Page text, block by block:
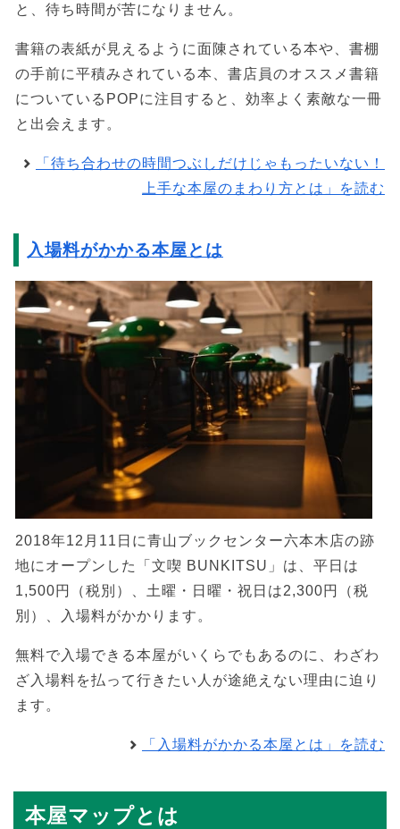
と、待ち時間が苦になりません。
書籍の表紙が見えるように面陳されている本や、書棚
の手前に平積みされている本、書店員のオススメ書籍
についているPOPに注目すると、効率よく素敵な一冊
と出会えます。
「待ち合わせの時間つぶしだけじゃもったいない！
上手な本屋のまわり方とは」を読む
入場料がかかる本屋とは
2018年12月11日に青山ブックセンター六本木店の跡
地にオープンした「文喫 BUNKITSU」は、平日は
1,500円（税別）、土曜・日曜・祝日は2,300円（税
別）、入場料がかかります。
無料で入場できる本屋がいくらでもあるのに、わざわ
ざ入場料を払って行きたい人が途絶えない理由に迫り
ます。
「入場料がかかる本屋とは」を読む
本屋マップとは